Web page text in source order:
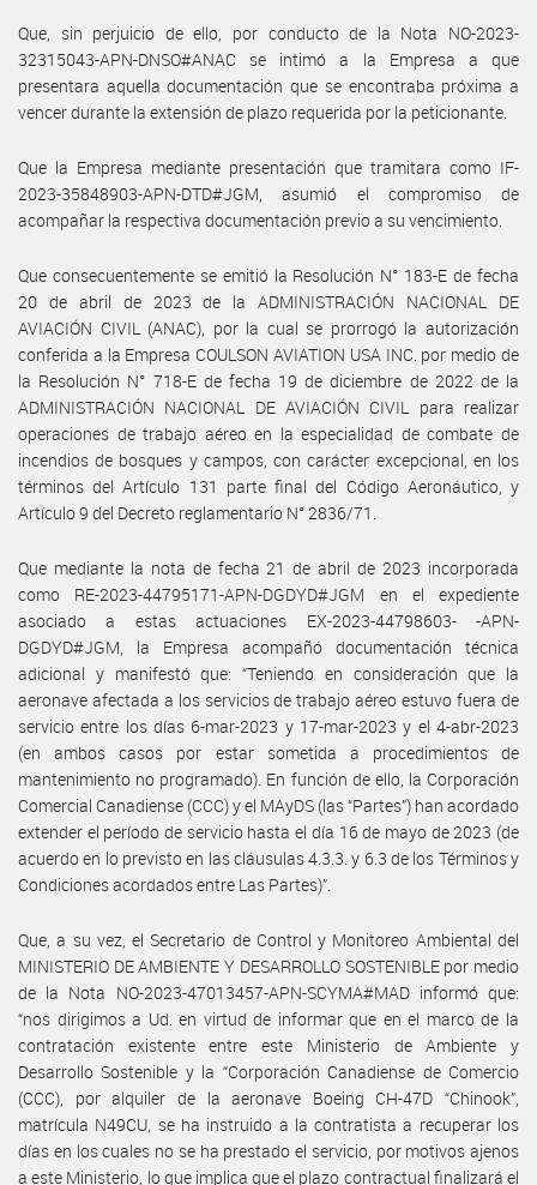
Que, sin perjuicio de ello, por conducto de la Nota NO-2023-
32315043-APN-DNSO#ANAC se intimó a la Empresa a que
presentara aquella documentación que se encontraba próxima a
vencer durante la extensión de plazo requerida por la peticionante.
Que la Empresa mediante presentación que tramitara como IF-
2023-35848903-APN-DTD#JGM, asumió el compromiso de
acompañar la respectiva documentación previo a su vencimiento.
Que consecuentemente se emitió la Resolución N° 183-E de fecha
20 de abril de 2023 de la ADMINISTRACIÓN NACIONAL DE
AVIACIÓN CIVIL (ANAC), por la cual se prorrogó la autorización
conferida a la Empresa COULSON AVIATION USA INC. por medio de
la Resolución N° 718-E de fecha 19 de diciembre de 2022 de la
ADMINISTRACIÓN NACIONAL DE AVIACIÓN CIVIL para realizar
operaciones de trabajo aéreo en la especialidad de combate de
incendios de bosques y campos, con carácter excepcional, en los
términos del Artículo 131 parte final del Código Aeronáutico, y
Artículo 9 del Decreto reglamentario N° 2836/71.
Que mediante la nota de fecha 21 de abril de 2023 incorporada
como RE-2023-44795171-APN-DGDYD#JGM en el expediente
asociado a estas actuaciones EX-2023-44798603- -APN-
DGDYD#JGM, la Empresa acompañó documentación técnica
adicional y manifestó que: “Teniendo en consideración que la
aeronave afectada a los servicios de trabajo aéreo estuvo fuera de
servicio entre los días 6-mar-2023 y 17-mar-2023 y el 4-abr-2023
(en ambos casos por estar sometida a procedimientos de
mantenimiento no programado). En función de ello, la Corporación
Comercial Canadiense (CCC) y el MAyDS (las “Partes”) han acordado
extender el período de servicio hasta el día 16 de mayo de 2023 (de
acuerdo en lo previsto en las cláusulas 4.3.3. y 6.3 de los Términos y
Condiciones acordados entre Las Partes)”.
Que, a su vez, el Secretario de Control y Monitoreo Ambiental del
MINISTERIO DE AMBIENTE Y DESARROLLO SOSTENIBLE por medio
de la Nota NO-2023-47013457-APN-SCYMA#MAD informó que:
“nos dirigimos a Ud. en virtud de informar que en el marco de la
contratación existente entre este Ministerio de Ambiente y
Desarrollo Sostenible y la “Corporación Canadiense de Comercio
(CCC), por alquiler de la aeronave Boeing CH-47D “Chinook”,
matrícula N49CU, se ha instruido a la contratista a recuperar los
días en los cuales no se ha prestado el servicio, por motivos ajenos
a este Ministerio, lo que implica que el plazo contractual finalizará el